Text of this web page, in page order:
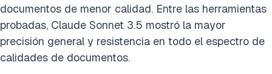
documentos de menor calidad. Entre las herramientas
probadas, Claude Sonnet 3.5 mostró la mayor
precisión general y resistencia en todo el espectro de
calidades de documentos.